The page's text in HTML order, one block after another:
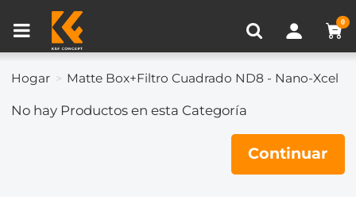
0
Hogar Matte Box+Filtro Cuadrado ND8 - Nano-Xcel
No hay Productos en esta Categoría
Continuar